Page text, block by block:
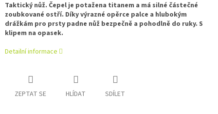
Taktický nůž. Čepel je potažena titanem a má silné částečné
zoubkované ostří. Díky výrazné opěrce palce a hlubokým
drážkám pro prsty padne nůž bezpečně a pohodlně do ruky. S
klipem na opasek.
Detailní informace
ZEPTAT SE HLÍDAT SDÍLET